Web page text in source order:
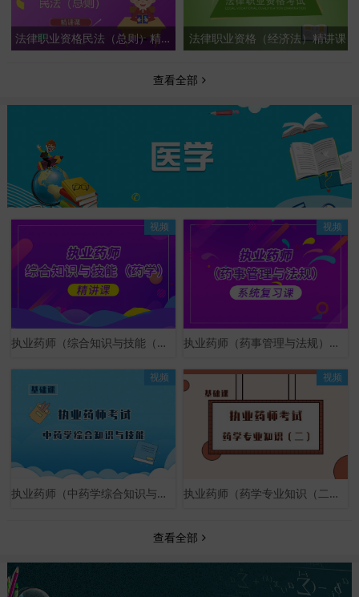
法律职业资格民法（总则）精讲课 法律职业资格（经济法）精讲课
查看全部
执业药师（综合知识与技能（药学））精讲课
视频
执业药师（药事管理与法规）系统复习课
视频
执业药师（中药学综合知识与技能）基础课
视频
执业药师（药学专业知识（二））基础课
视频
查看全部